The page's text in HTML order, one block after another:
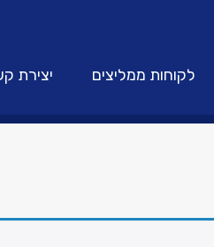
לקוחות ממליצים יצירת